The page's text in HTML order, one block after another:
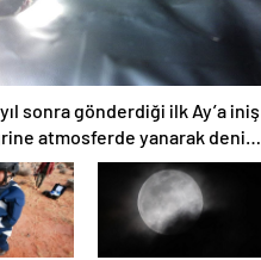
sonra gönderdiği ilk Ay’a iniş
atmosferde yanarak denize